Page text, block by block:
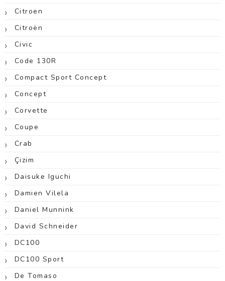
Citroen
Citroën
Civic
Code 130R
Compact Sport Concept
Concept
Corvette
Coupe
Crab
Çizim
Daisuke Iguchi
Damien Vilela
Daniel Munnink
David Schneider
DC100
DC100 Sport
De Tomaso